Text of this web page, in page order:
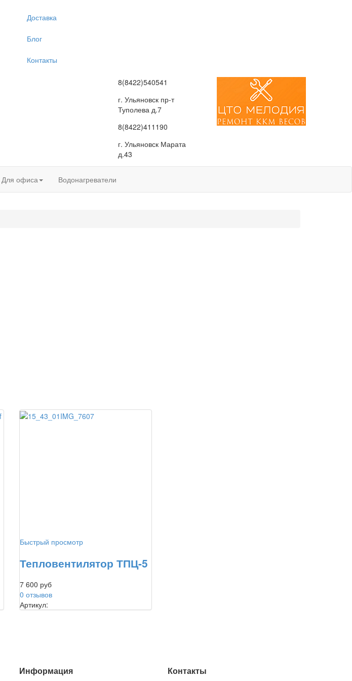
Доставка
Блог
Контакты
8(8422)540541
г. Ульяновск пр-т
Туполева д.7
8(8422)411190
г. Ульяновск Марата
д.43
Для офиса Водонагреватели
Быстрый просмотр
Тепловентилятор ТПЦ-5
7 600 руб
0 отзывов
Артикул:
Информация Контакты